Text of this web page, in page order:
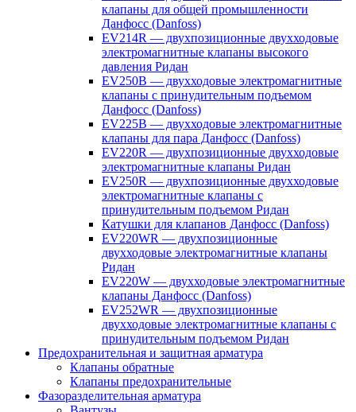
клапаны для общей промышленности
Данфосс (Danfoss)
EV214R — двухпозиционные двухходовые
электромагнитные клапаны высокого
давления Ридан
EV250B — двухходовые электромагнитные
клапаны с принудительным подъемом
Данфосс (Danfoss)
EV225B — двухходовые электромагнитные
клапаны для пара Данфосс (Danfoss)
EV220R — двухпозиционные двухходовые
электромагнитные клапаны Ридан
EV250R — двухпозиционные двухходовые
электромагнитные клапаны с
принудительным подъемом Ридан
Катушки для клапанов Данфосс (Danfoss)
EV220WR — двухпозиционные
двухходовые электромагнитные клапаны
Ридан
EV220W — двухходовые электромагнитные
клапаны Данфосс (Danfoss)
EV252WR — двухпозиционные
двухходовые электромагнитные клапаны с
принудительным подъемом Ридан
Предохранительная и защитная арматура
Клапаны обратные
Клапаны предохранительные
Фазоразделительная арматура